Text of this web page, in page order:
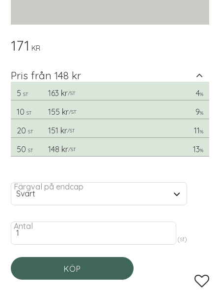
171 KR
Pris från 148 kr
5 ST 163 kr/ST 4%
10 ST 155 kr/ST 9%
20 ST 151 kr/ST 11%
50 ST 148 kr/ST 13%
Färgval på endcap
Antal
st
KÖP
Lägg